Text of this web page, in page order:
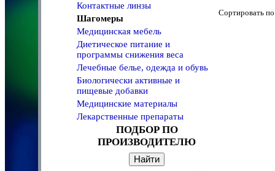
Контактные линзы
Шагомеры
Медицинская мебель
Диетическое питание и
программы снижения веса
Лечебные белье, одежда и обувь
Биологически активные и
пищевые добавки
Медицинские материалы
Лекарственные препараты
ПОДБОР ПО
ПРОИЗВОДИТЕЛЮ
Сортировать